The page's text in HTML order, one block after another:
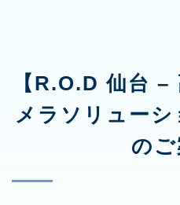
【R.O.D 仙台
メラソリュー
の